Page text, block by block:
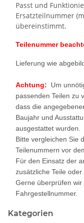
Passt und
Ersatzteilnummer
übereinstimmt.
Teilenummer
Lieferung wie
Achtung: Um
passenden Teilen zu
dass die
Baujahr und
ausgestattet wurden.
Bitte vergleichen Sie
Teilenummern vor
Für den Einsatz der
zusätzliche Teile
Gerne überprüfen
Fahrgestellnummer.
Kategorien